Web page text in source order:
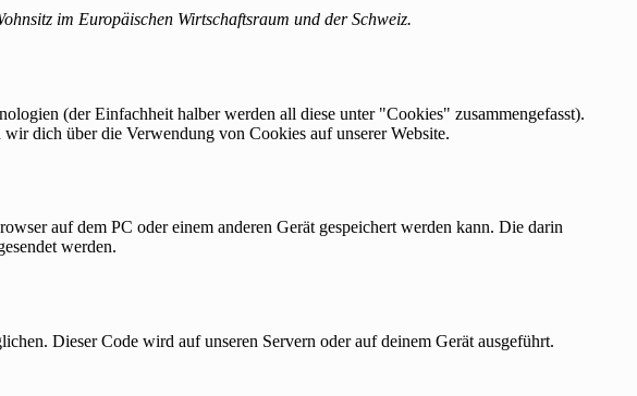
im Europäischen Wirtschaftsraum und der Schweiz.
(der Einfachheit halber werden all diese unter "Cookies" zusammengefasst).
dich über die Verwendung von Cookies auf unserer Website.
auf dem PC oder einem anderen Gerät gespeichert werden kann. Die darin
werden.
Dieser Code wird auf unseren Servern oder auf deinem Gerät ausgeführt.